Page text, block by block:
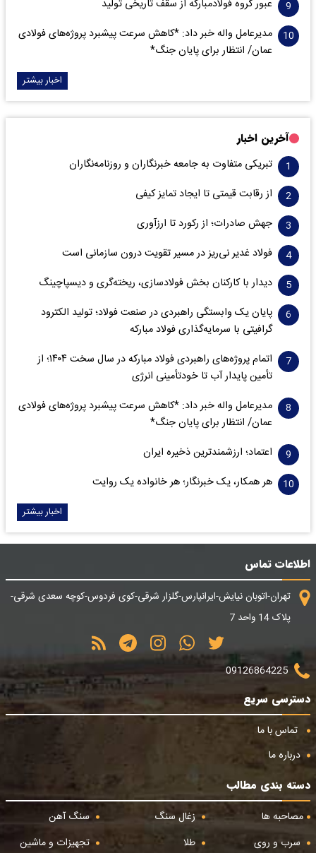
عبور گروه فولادمبارکه از سقف تاریخی تولید
مدیرعامل واله خبر داد: *کاهش سرعت پیشبرد پروژه‌های فولادی
عمان/ انتظار برای پایان جنگ*
اخبار بیشتر
آخرین اخبار
تبریکی متفاوت به جامعه خبرنگاران و روزنامه‌نگاران
از رقابت قیمتی تا ایجاد تمایز کیفی
جهش صادرات؛ از رکورد تا ارزآوری
فولاد غدیر نی‌ریز در مسیر تقویت درون سازمانی است
دیدار با کارکنان بخش فولادسازی، ریخته‌گری و دیسپاچینگ
پایان یک وابستگی راهبردی در صنعت فولاد؛ تولید الکترود
گرافیتی با سرمایه‌گذاری فولاد مبارکه
اتمام پروژه‌های راهبردی فولاد مبارکه در سال سخت ۱۴۰۴؛ از
تأمین پایدار آب تا خودتأمینی انرژی
مدیرعامل واله خبر داد: *کاهش سرعت پیشبرد پروژه‌های فولادی
عمان/ انتظار برای پایان جنگ*
اعتماد؛ ارزشمندترین ذخیره ایران
هر همکار، یک خبرنگار؛ هر خانواده یک روایت
اخبار بیشتر
اطلاعات تماس
تهران-اتوبان نیایش-ایرانپارس-گلزار شرقی-کوی فردوس-کوچه سعدی شرقی-
پلاک 14 واحد 7
09126864225
دسترسی سریع
تماس با ما
درباره ما
دسته بندی مطالب
مصاحبه ها
زغال سنگ
سنگ آهن
سرب و روی
طلا تجهیزات و ماشین